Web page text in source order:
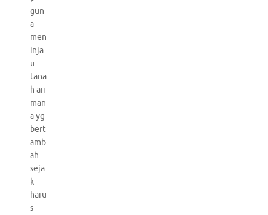
gun
a
men
inja
u
tana
h air
man
a yg
bert
amb
ah
seja
k
haru
s